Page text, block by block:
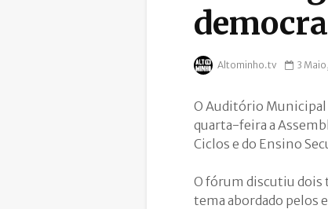
Altominho.tv 3
O Auditório Municipal
quarta-feira a
Ciclos e do Ensino
O fórum discutiu dois
tema abordado pelos